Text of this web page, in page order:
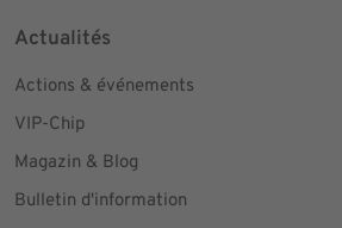
Actualités
Actions & événements
VIP-Chip
Magazin & Blog
Bulletin d'information